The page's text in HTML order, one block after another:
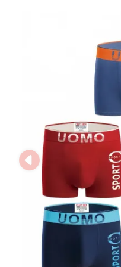
zoptymalizować dobór
technologii MicroStore –
które ułatwia i
profesjonalistów.
do stanów
gwarantując wzorową
oznacza partnerstwo z
sprawnego i
Różnorodność
niezbędników po
zapewnia maksymalne
odnawiany potencjał sprzedaży.
ROUGE jako dostawcę,
który ceni sukces
segmencie mody
dostarczanie wyłącznie
ROUGE jest idealnym
oferty handlowej i
wysokiej jakości
odmienić swoje
dostawcą znanym z